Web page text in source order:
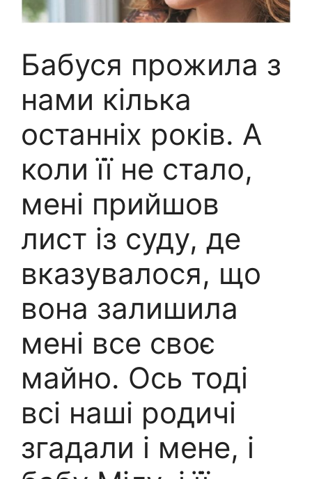
Бабуся прожила з
нами кілька
останніх років. А
коли її не стало,
мені прийшов
лист із суду, де
вказувалося, що
вона залишила
мені все своє
майно. Ось тоді
всі наші родичі
згадали і мене, і